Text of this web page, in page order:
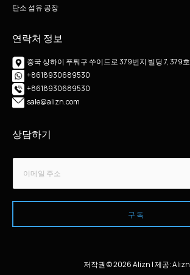
탄소 섬유 공장
연락처 정보
중국 상하이 푸퉈구 쑤이드로 379번지 빌딩 7, 379호
+8618930689530
+8618930689530
sale@alizn.com
상담하기
*
메
일
*
구독
저작권 © 2026 Alizn | 제공: Alizn